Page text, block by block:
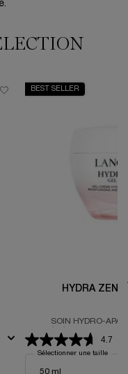
BEST SELLER
HYDRA ZEN
SOIN HYDRO-
GÉNÉRATION POUR
4.7
Sélectionner une taille